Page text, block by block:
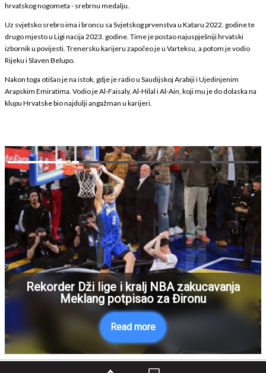
hrvatskog nogometa - srebrnu medalju.
Uz svjetsko srebro ima i broncu sa Svjetskog prvenstva u Kataru 2022. godine te
drugo mjesto u Ligi nacija 2023. godine. Time je postao najuspješniji hrvatski
izbornik u povijesti. Trenersku karijeru započeo je u Varteksu, a potom je vodio
Rijeku i Slaven Belupo.
Nakon toga otišao je na istok, gdje je radio u Saudijskoj Arabiji i Ujedinjenim
Arapskim Emiratima. Vodio je Al-Faisaly, Al-Hilal i Al-Ain, koji mu je do dolaska na
klupu Hrvatske bio najdulji angažman u karijeri.
Rekorder Dži lige i kralj NBA zakucavanja
Meklang potpisao za Đironu
Read more